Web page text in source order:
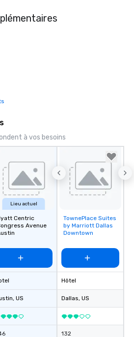
à vos besoins
Lieu actuel
Centric
Avenue
, US
Removed from
favorites
TownePlace Suites
by Marriott Dallas
Downtown
Hôtel
Dallas, US
132